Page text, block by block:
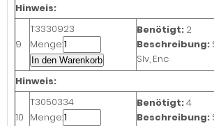
Hinweis:
9
T3330923
Menge:
In den Warenkorb
Benötigt: 2
Beschreibung:
Slv, Enc
Hinweis:
10
T3050334
Menge:
Benötigt:4
Beschreibung: